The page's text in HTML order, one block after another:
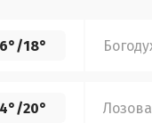
/18°
/20° Лозова